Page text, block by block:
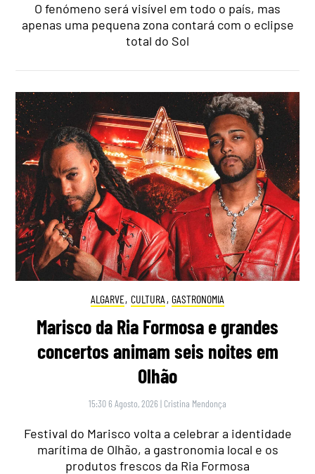
O fenómeno será visível em todo o país, mas
apenas uma pequena zona contará com o eclipse
total do Sol
ALGARVE, CULTURA , GASTRONOMIA
Marisco da Ria Formosa e grandes
concertos animam seis noites em
Olhão
15:30 6 Agosto, 2026 | Cristina Mendonça
Festival do Marisco volta a celebrar a identidade
marítima de Olhão, a gastronomia local e os
produtos frescos da Ria Formosa